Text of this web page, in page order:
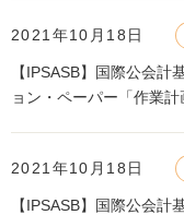
2021年10月18日
【IPSASB】国際公会計
ョン・ペーパー「作業
2021年10月18日
【IPSASB】国際公会